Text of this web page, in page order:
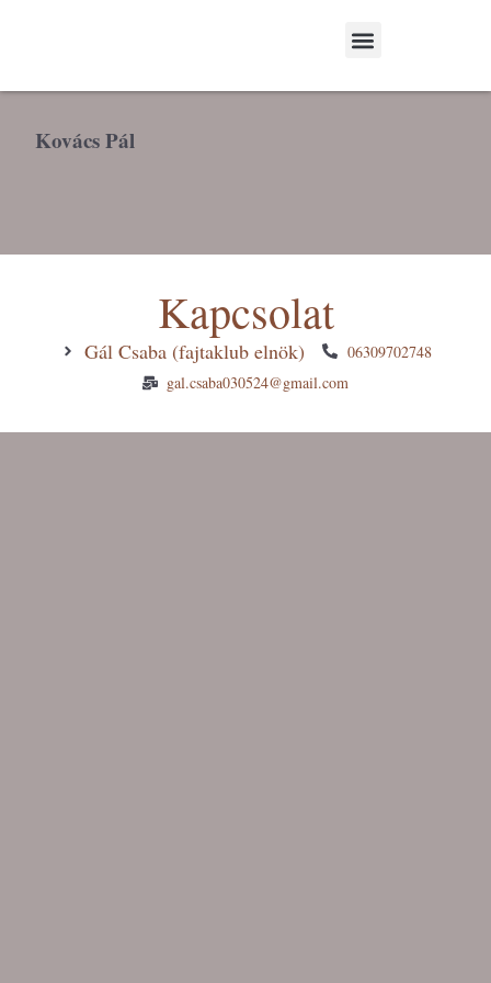
Kovács Pál
Kapcsolat
Gál Csaba (fajtaklub elnök)
06309702748
gal.csaba030524@gmail.com